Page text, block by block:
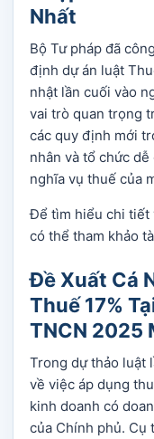
Nhất
Bộ Tư pháp đã
định dự án luật
nhật lần cuối vào
vai trò quan trọng
các quy định mới
nhân và tổ chức
nghĩa vụ thuế của
Để tìm hiểu chi tiết
có thể tham khảo
Đề Xuất Cá
Thuế 17%
TNCN 2025
Trong dự thảo luật
về việc áp dụng
kinh doanh có
của Chính phủ. Cụ